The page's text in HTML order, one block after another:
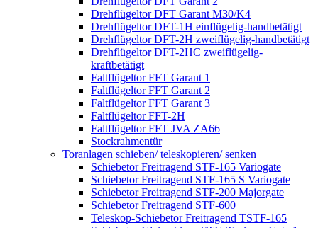
Drehflügeltor DFT Garant M30/K4
Drehflügeltor DFT-1H einflügelig-handbetätigt
Drehflügeltor DFT-2H zweiflügelig-handbetätigt
Drehflügeltor DFT-2HC zweiflügelig-
kraftbetätigt
Faltflügeltor FFT Garant 1
Faltflügeltor FFT Garant 2
Faltflügeltor FFT Garant 3
Faltflügeltor FFT-2H
Faltflügeltor FFT JVA ZA66
Stockrahmentür
Toranlagen schieben/ teleskopieren/ senken
Schiebetor Freitragend STF-165 Variogate
Schiebetor Freitragend STF-165 S Variogate
Schiebetor Freitragend STF-200 Majorgate
Schiebetor Freitragend STF-600
Teleskop-Schiebetor Freitragend TSTF-165